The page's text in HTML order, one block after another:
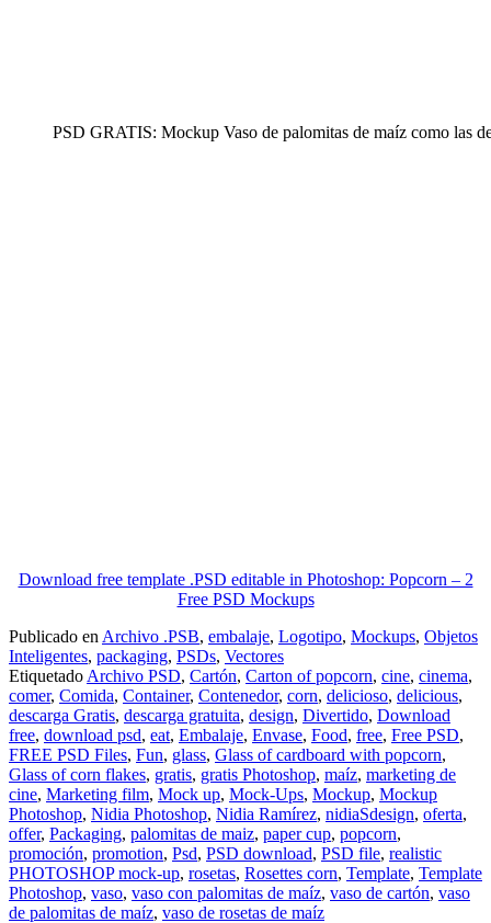
PSD GRATIS: Mockup Vaso de palomitas de maíz como las
Download free template .PSD editable in Photoshop: Popcorn – 2
Free PSD Mockups
Publicado en Archivo .PSB, embalaje, Logotipo, Mockups, Objetos
Inteligentes, packaging, PSDs, Vectores
Etiquetado Archivo PSD, Cartón, Carton of popcorn, cine, cinema,
comer, Comida, Container, Contenedor, corn, delicioso, delicious,
descarga Gratis, descarga gratuita, design, Divertido, Download
free, download psd, eat, Embalaje, Envase, Food, free, Free PSD,
FREE PSD Files, Fun, glass, Glass of cardboard with popcorn,
Glass of corn flakes, gratis, gratis Photoshop, maíz, marketing de
cine, Marketing film, Mock up, Mock-Ups, Mockup, Mockup
Photoshop, Nidia Photoshop, Nidia Ramírez, nidiaSdesign, oferta,
offer, Packaging, palomitas de maiz, paper cup, popcorn,
promoción, promotion, Psd, PSD download, PSD file, realistic
PHOTOSHOP mock-up, rosetas, Rosettes corn, Template, Template
Photoshop, vaso, vaso con palomitas de maíz, vaso de cartón, vaso
de palomitas de maíz, vaso de rosetas de maíz